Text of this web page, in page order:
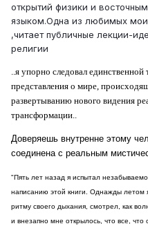
открытий физики и
языком.Одна из любимых
,читает публичные лекции-
религии
..я упорно следовал единственной
представления о мире,
развертыванию нового видения
трансформации..
Доверяешь внутренне этому
соединена с реальным
"Пять лет назад я испытал
написанию этой книги. Однажды летом
ритму своего дыхания, смотрел, как
и внезапно мне открылось, что все, что